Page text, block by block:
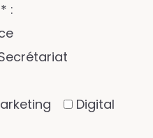
:
Digital